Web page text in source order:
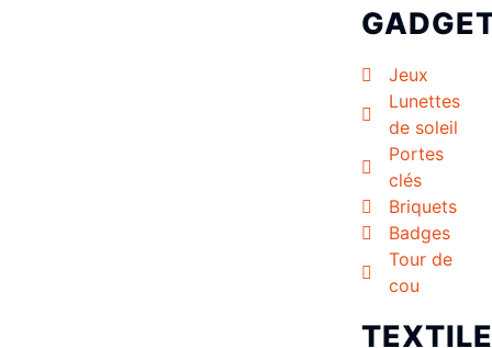
Jeux
Lunettes
de soleil
Portes
clés
Briquets
Badges
Tour de
cou
TEXTILE